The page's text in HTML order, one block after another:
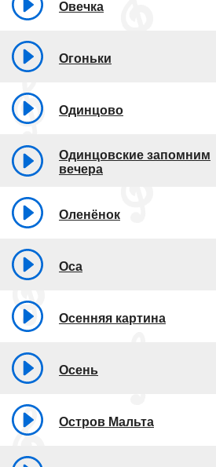
Овечка
Огоньки
Одинцово
Одинцовские запомним
вечера
Оленёнок
Оса
Осенняя картина
Осень
Остров Мальта